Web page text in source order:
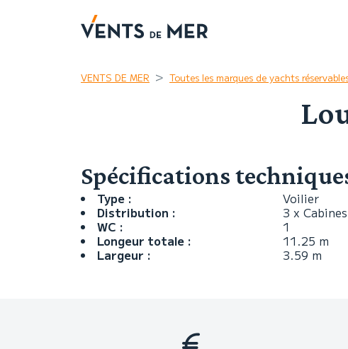
VENTS DE MER Toutes les marques de yachts
Spécifications
Type :
Voilier
Distribution :
3 x
WC :
1
Longeur totale :
11.25 m
Largeur :
3.59 m